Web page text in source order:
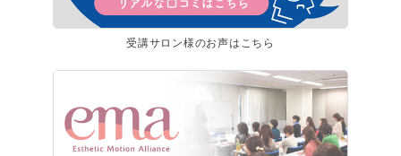
受講サロン様のお声はこちら